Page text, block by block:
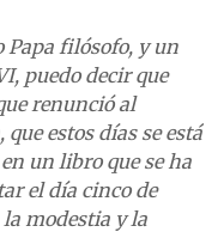
Papa filósofo, y un
puedo decir que
renunció al
estos días se está
un libro que se ha
el día cinco de
modestia y la